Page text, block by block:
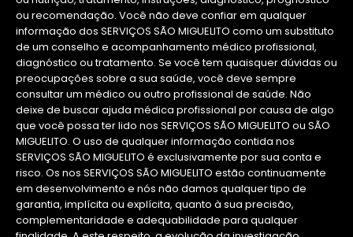
ou recomendação. Você não deve confiar em qualquer
informação dos SERVIÇOS SÃO MIGUELITO como um substituto
de um conselho e acompanhamento médico profissional,
diagnóstico ou tratamento. Se você tem quaisquer dúvidas ou
preocupações sobre a sua saúde, você deve sempre
consultar um médico ou outro profissional de saúde. Não
deixe de buscar ajuda médica profissional por causa de algo
que você possa ter lido nos SERVIÇOS SÃO MIGUELITO ou SÃO
MIGUELITO. O uso de qualquer informação contida nos
SERVIÇOS SÃO MIGUELITO é exclusivamente por sua conta e
risco. Os nos SERVIÇOS SÃO MIGUELITO estão continuamente
em desenvolvimento e nós não damos qualquer tipo de
garantia, implícita ou explícita, quanto à sua precisão,
complementaridade e adequabilidade para qualquer